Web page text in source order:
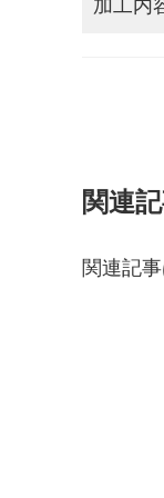
加工内
関連
関連記